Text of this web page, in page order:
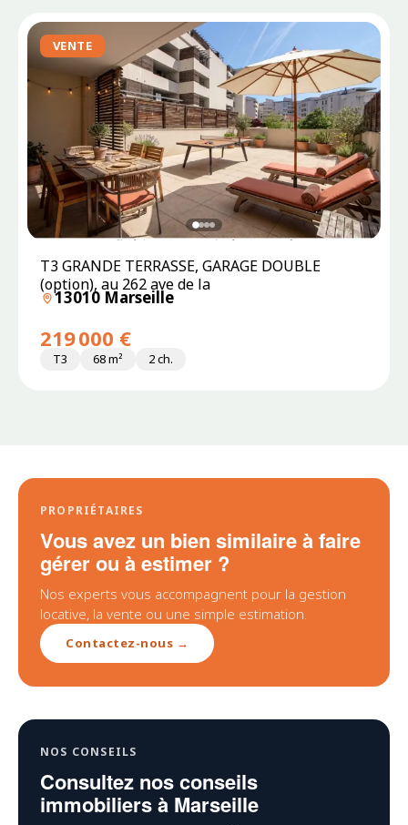
VENTE
T3 GRANDE TERRASSE, GARAGE DOUBLE
(option), au 262 ave de la
13010 Marseille
219 000 €
T3 68 m² 2 ch.
PROPRIÉTAIRES
Vous avez un bien similaire à faire
gérer ou à estimer ?
Nos experts vous accompagnent pour la gestion
locative, la vente ou une simple estimation.
Contactez-nous →
NOS CONSEILS
Consultez nos conseils
immobiliers à Marseille